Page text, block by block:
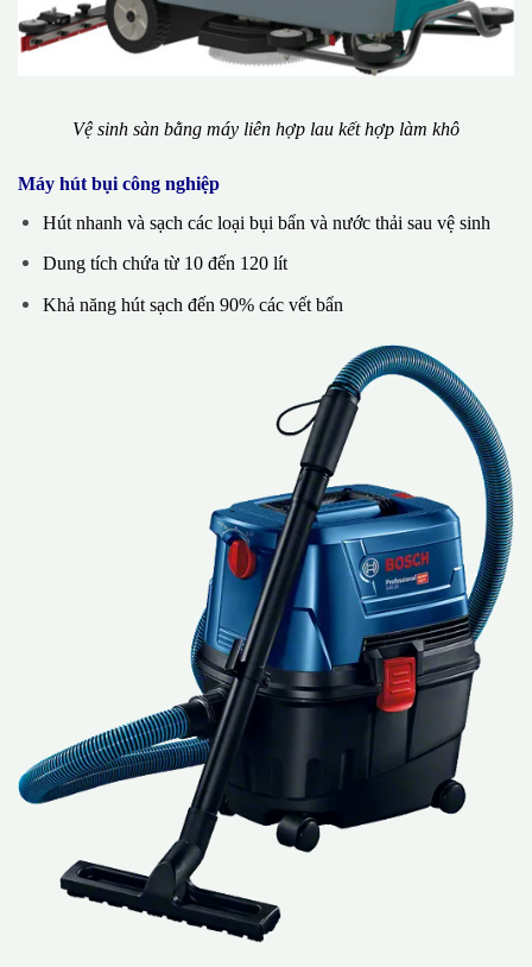
Vệ sinh sàn bằng máy liên hợp lau kết hợp làm khô
Máy hút bụi công nghiệp
Hút nhanh và sạch các loại bụi bẩn và nước thải sau vệ sinh
Dung tích chứa từ 10 đến 120 lít
Khả năng hút sạch đến 90% các vết bẩn